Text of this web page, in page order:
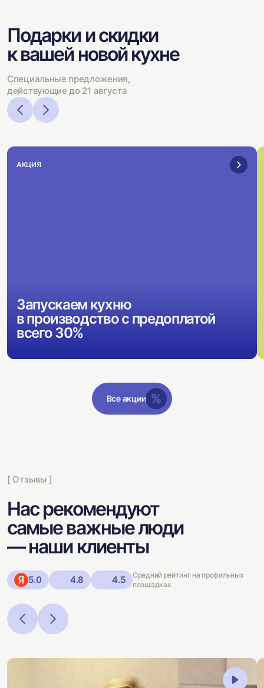
Подарки и скидки
к вашей новой кухне
Специальные предложения,
действующие до 21 августа
АКЦИЯ
Запускаем кухню
в производство с предоплатой
всего 30%
Все акции
[ Отзывы ]
Нас рекомендуют
самые важные люди
— наши клиенты
5.0 4.8 4.5
Средний рейтинг на профильных
площадках